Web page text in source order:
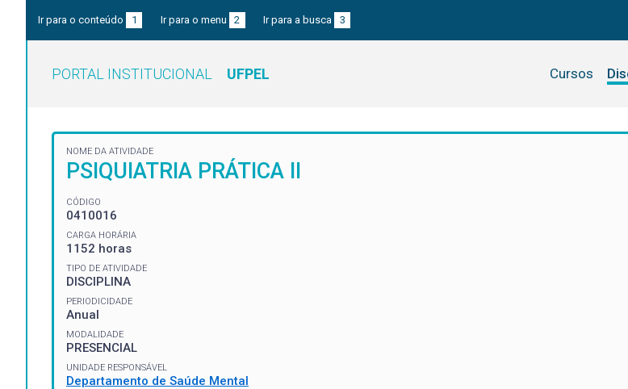
Ir para o conteúdo 1 Ir para o menu 2 Ir para a busca 3
PORTAL INSTITUCIONAL UFPEL Cursos
NOME DA ATIVIDADE
PSIQUIATRIA PRÁTICA II
CÓDIGO
0410016
CARGA HORÁRIA
1152 horas
TIPO DE ATIVIDADE
DISCIPLINA
PERIODICIDADE
Anual
MODALIDADE
PRESENCIAL
UNIDADE RESPONSÁVEL
Departamento de Saúde Mental